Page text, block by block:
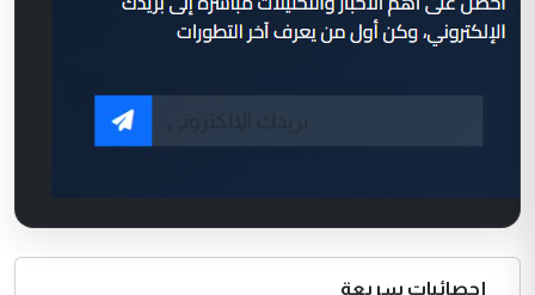
إحصائيات سريعة